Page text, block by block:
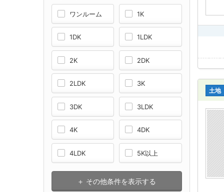
土地
ワンルーム 1K
1DK 1LDK
2K 2DK
2LDK 3K
3DK 3LDK
4K 4DK
4LDK 5K以上
＋ その他条件を表示する